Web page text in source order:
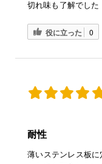
切れ味も了解でした
役に立った 0
耐性
薄いステンレス板